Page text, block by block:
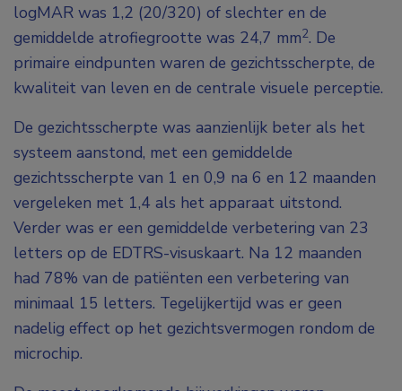
logMAR was 1,2 (20/320) of slechter en de
gemiddelde atrofiegrootte was 24,7 mm2. De
primaire eindpunten waren de gezichtsscherpte, de
kwaliteit van leven en de centrale visuele perceptie.
De gezichtsscherpte was aanzienlijk beter als het
systeem aanstond, met een gemiddelde
gezichtsscherpte van 1 en 0,9 na 6 en 12 maanden
vergeleken met 1,4 als het apparaat uitstond.
Verder was er een gemiddelde verbetering van 23
letters op de EDTRS-visuskaart. Na 12 maanden
had 78% van de patiënten een verbetering van
minimaal 15 letters. Tegelijkertijd was er geen
nadelig effect op het gezichtsvermogen rondom de
microchip.